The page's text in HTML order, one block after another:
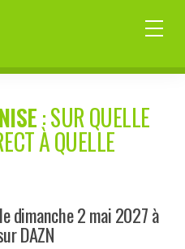
: SUR QUELLE
À QUELLE
dimanche 2 mai 2027 à
DAZN